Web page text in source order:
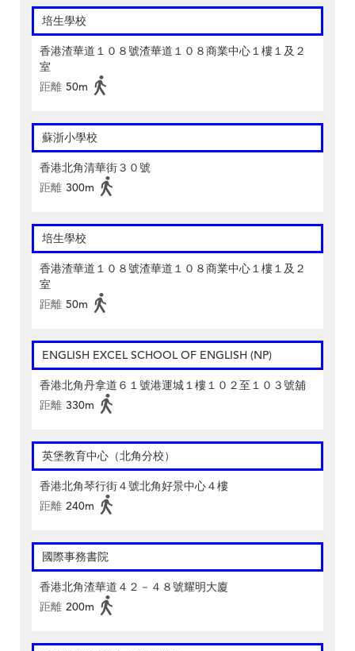
培生學校
香港渣華道１０８號渣華道１０８商業中心１樓１及２
室
距離 50m
蘇浙小學校
香港北角清華街３０號
距離 300m
培生學校
香港渣華道１０８號渣華道１０８商業中心１樓１及２
室
距離 50m
ENGLISH EXCEL SCHOOL OF ENGLISH (NP)
香港北角丹拿道６１號港運城１樓１０２至１０３號舖
距離 330m
英堡教育中心（北角分校）
香港北角琴行街４號北角好景中心４樓
距離 240m
國際事務書院
香港北角渣華道４２－４８號耀明大廈
距離 200m